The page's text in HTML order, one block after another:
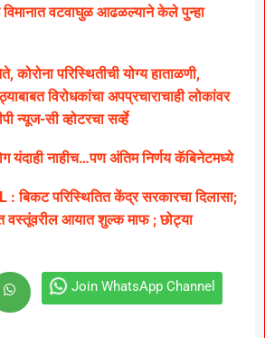
वटवाघुळ आढळल्याने केले पुन्हा
कोरोना परिस्थितीची योग्य हाताळणी,
विरोधकांचा अपप्रचाराचाही लोकांवर
न्यूज-सी व्होटरचा सर्व्हे
यंदाही नाहीच…पण अंतिम निर्णय कॅबिनेटमध्ये
: बिकट परिस्थितित केंद्र सरकारचा दिलासा;
वस्तूंवरील आयात शुल्क माफ ; छोट्या
Join WhatsApp Channel